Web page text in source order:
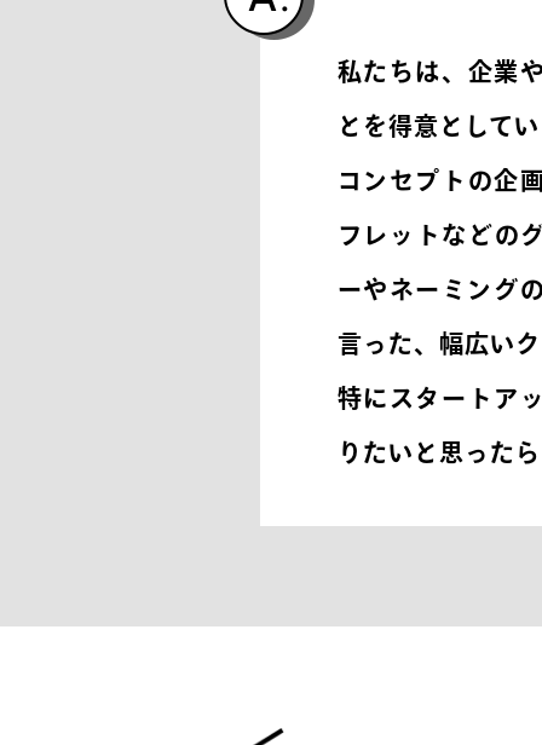
私たちは、企業
とを得意として
コンセプトの企
フレットなどの
ーやネーミング
言った、幅広い
特にスタートア
りたいと思った